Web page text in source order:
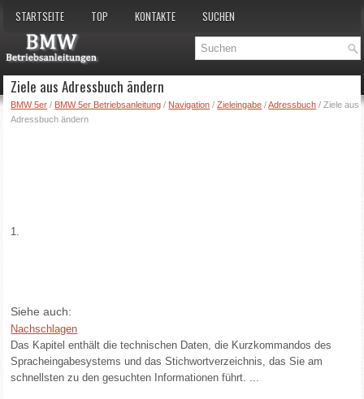
STARTSEITE TOP KONTAKTE SUCHEN
Ziele aus Adressbuch ändern
BMW 5er / BMW 5er Betriebsanleitung / Navigation /Zieleingabe /Adressbuch / Ziele aus
Adressbuch ändern
1.
Siehe auch:
Nachschlagen
Das Kapitel enthält die technischen Daten, die Kurzkommandos des
Spracheingabesystems und das Stichwortverzeichnis, das Sie am
schnellsten zu den gesuchten Informationen führt. ...